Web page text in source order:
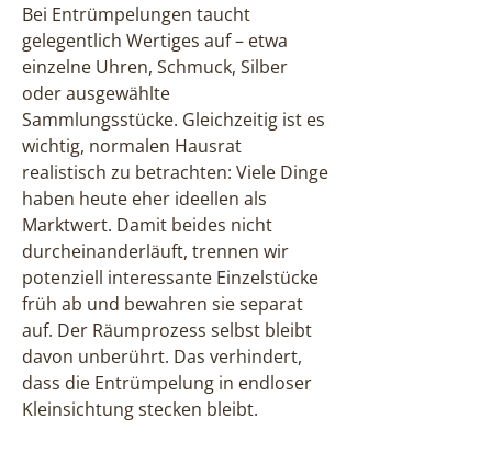
Bei Entrümpelungen taucht
gelegentlich Wertiges auf – etwa
einzelne Uhren, Schmuck, Silber
oder ausgewählte
Sammlungsstücke. Gleichzeitig ist es
wichtig, normalen Hausrat
realistisch zu betrachten: Viele Dinge
haben heute eher ideellen als
Marktwert. Damit beides nicht
durcheinanderläuft, trennen wir
potenziell interessante Einzelstücke
früh ab und bewahren sie separat
auf. Der Räumprozess selbst bleibt
davon unberührt. Das verhindert,
dass die Entrümpelung in endloser
Kleinsichtung stecken bleibt.